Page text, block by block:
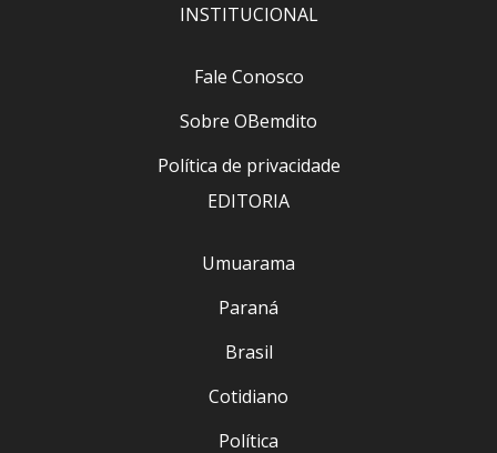
INSTITUCIONAL
Fale Conosco
Sobre OBemdito
Política de privacidade
EDITORIA
Umuarama
Paraná
Brasil
Cotidiano
Política